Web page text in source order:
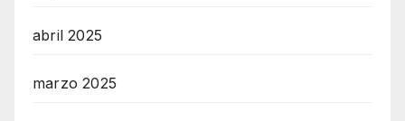
abril 2025
marzo 2025